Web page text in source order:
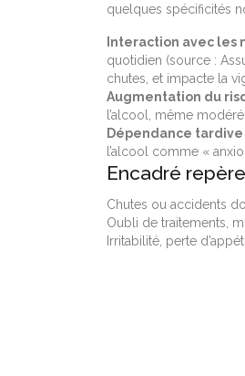
quelques spécificités
Interaction avec les
quotidien (source :
chutes, et impacte la
Augmentation du
l’alcool, même
Dépendance tardive
l’alcool comme «
Encadré
Chutes ou accidents
Oubli de traitements,
Irritabilité, perte